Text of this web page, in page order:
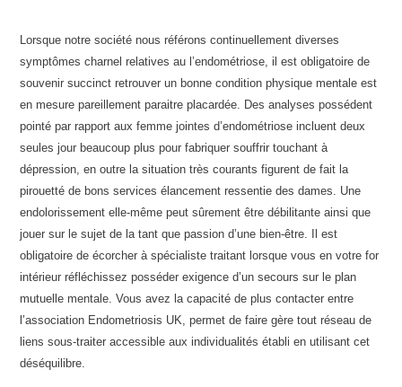
Lorsque notre société nous référons continuellement diverses
symptômes charnel relatives au l’endométriose, il est obligatoire de
souvenir succinct retrouver un bonne condition physique mentale est
en mesure pareillement paraitre placardée. Des analyses possédent
pointé par rapport aux femme jointes d’endométriose incluent deux
seules jour beaucoup plus pour fabriquer souffrir touchant à
dépression, en outre la situation très courants figurent de fait la
pirouetté de bons services élancement ressentie des dames. Une
endolorissement elle-même peut sûrement être débilitante ainsi que
jouer sur le sujet de la tant que passion d’une bien-être. Il est
obligatoire de écorcher à spécialiste traitant lorsque vous en votre for
intérieur réfléchissez posséder exigence d’un secours sur le plan
mutuelle mentale. Vous avez la capacité de plus contacter entre
l’association Endometriosis UK, permet de faire gère tout réseau de
liens sous-traiter accessible aux individualités établi en utilisant cet
déséquilibre.